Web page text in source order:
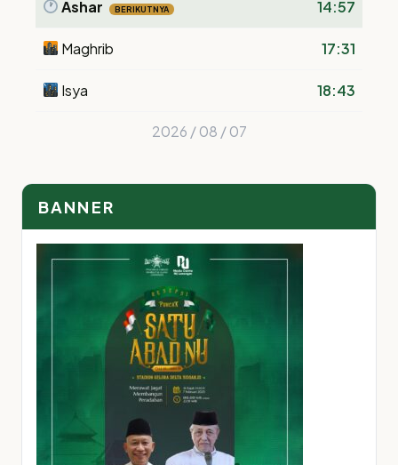
Ashar BERIKUTNYA 14:57
Maghrib 17:31
Isya 18:43
2026 / 08 / 07
BANNER